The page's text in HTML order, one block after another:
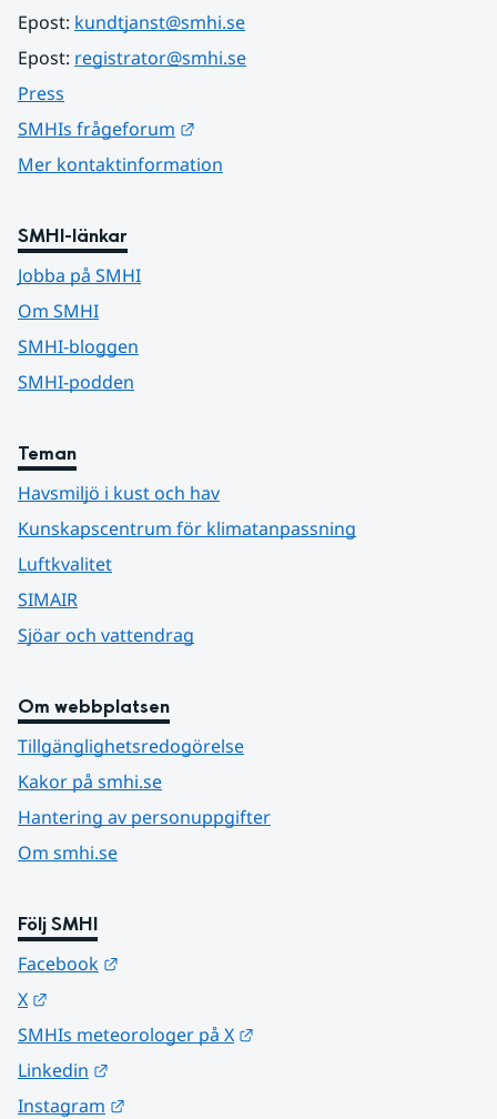
Epost: kundtjanst@smhi.se
Epost: registrator@smhi.se
Press
SMHIs frågeforum
Mer kontaktinformation
SMHI-länkar
Jobba på SMHI
Om SMHI
SMHI-bloggen
SMHI-podden
Teman
Havsmiljö i kust och hav
Kunskapscentrum för klimatanpassning
Luftkvalitet
SIMAIR
Sjöar och vattendrag
Om webbplatsen
Tillgänglighetsredogörelse
Kakor på smhi.se
Hantering av personuppgifter
Om smhi.se
Följ SMHI
Facebook
X
SMHIs meteorologer på X
Linkedin
Instagram